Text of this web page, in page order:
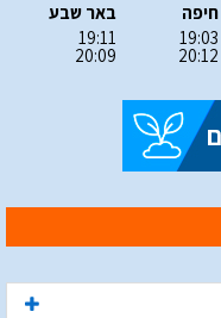
חיפה
19:03
20:12
באר שבע
19:11
20:09